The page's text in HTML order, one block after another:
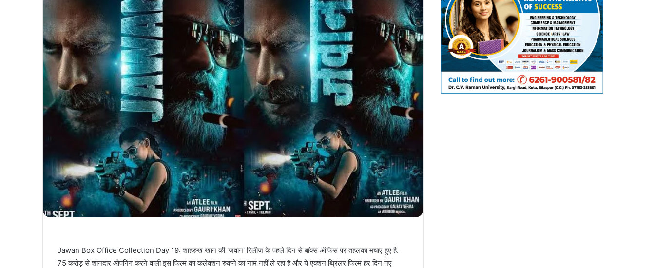
Jawan Box Office Collection Day 19: शाहरुख खान की ‘जवान’ रिलीज के पहले दिन से बॉक्स ऑफिस पर तहलका मचाए हुए है.
75 करोड़ से शानदार ओपनिंग करने वाली इस फिल्म का कलेक्शन रुकने का नाम नहीं ले रहा है और ये एक्शन थ्रिलर फिल्म हर दिन नए